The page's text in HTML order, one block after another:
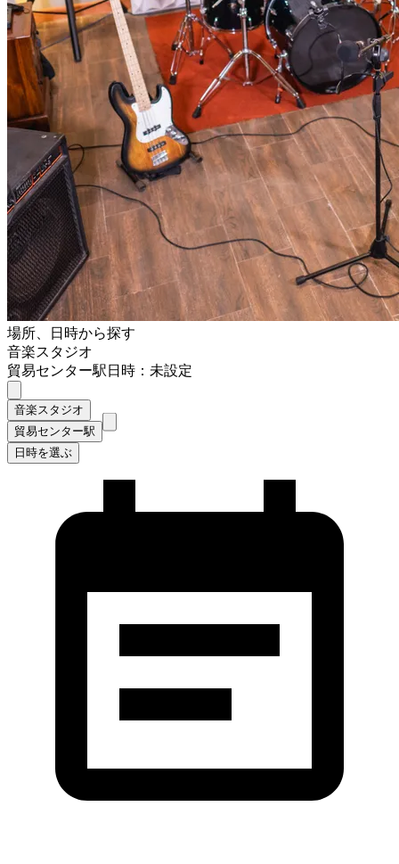
場所、日時から探す
音楽スタジオ
貿易センター駅日時：未設定
音楽スタジオ
貿易センター駅
日時を選ぶ